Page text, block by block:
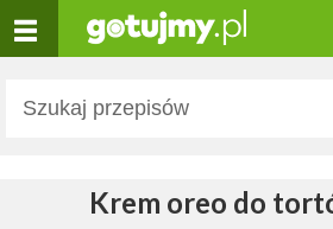
Krem oreo do